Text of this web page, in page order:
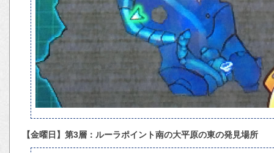
【金曜日】第3層：ルーラポイント南の大平原の東の発見場所